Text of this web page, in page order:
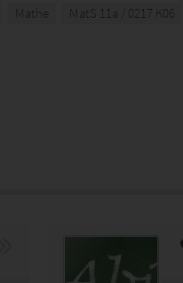
Mathe MatS 11a / 0217 K06